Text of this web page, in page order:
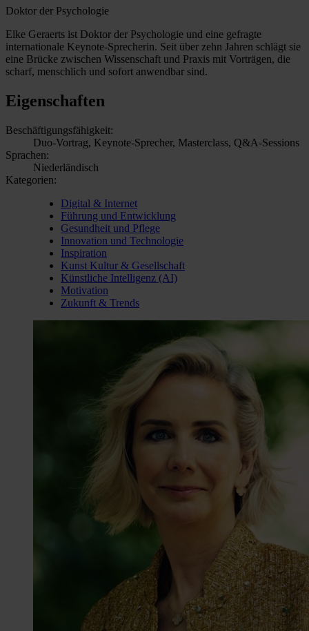
Doktor der Psychologie
Elke Geraerts ist Doktor der Psychologie und eine gefragte
internationale Keynote-Sprecherin. Seit über zehn Jahren schlägt sie
eine Brücke zwischen Wissenschaft und Praxis mit Vorträgen, die
scharf, menschlich und sofort anwendbar sind.
Eigenschaften
Beschäftigungsfähigkeit:
Duo-Vortrag, Keynote-Sprecher, Masterclass, Q&A-Sessions
Sprachen:
Niederländisch
Kategorien:
Digital & Internet
Führung und Entwicklung
Gesundheit und Pflege
Innovation und Technologie
Inspiration
Kunst Kultur & Gesellschaft
Künstliche Intelligenz (AI)
Motivation
Zukunft & Trends